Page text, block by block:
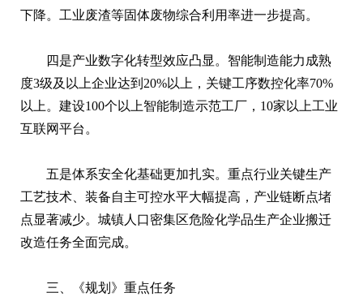
下降。工业废渣等固体废物综合利用率进一步提高。
四是产业数字化转型效应凸显。智能制造能力成熟
度3级及以上企业达到20%以上，关键工序数控化率70%
以上。建设100个以上智能制造示范工厂，10家以上工业
互联网平台。
五是体系安全化基础更加扎实。重点行业关键生产
工艺技术、装备自主可控水平大幅提高，产业链断点堵
点显著减少。城镇人口密集区危险化学品生产企业搬迁
改造任务全面完成。
三、《规划》重点任务